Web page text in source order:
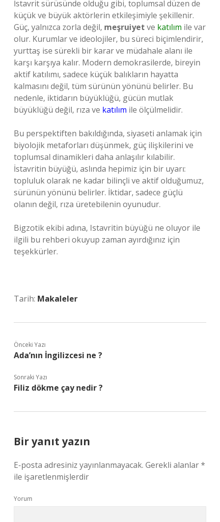
İstavrit sürüsünde olduğu gibi, toplumsal düzen de
küçük ve büyük aktörlerin etkileşimiyle şekillenir.
Güç, yalnızca zorla değil, meşruiyet ve katılım ile var
olur. Kurumlar ve ideolojiler, bu süreci biçimlendirir,
yurttaş ise sürekli bir karar ve müdahale alanı ile
karşı karşıya kalır. Modern demokrasilerde, bireyin
aktif katılımı, sadece küçük balıkların hayatta
kalmasını değil, tüm sürünün yönünü belirler. Bu
nedenle, iktidarın büyüklüğü, gücün mutlak
büyüklüğü değil, rıza ve katılım ile ölçülmelidir.
Bu perspektiften bakıldığında, siyaseti anlamak için
biyolojik metaforları düşünmek, güç ilişkilerini ve
toplumsal dinamikleri daha anlaşılır kılabilir.
İstavritin büyüğü, aslında hepimiz için bir uyarı:
topluluk olarak ne kadar bilinçli ve aktif olduğumuz,
sürünün yönünü belirler. İktidar, sadece güçlü
olanın değil, rıza üretebilenin oyunudur.
Bigzotik ekibi adına, Istavritin büyüğü ne oluyor ile
ilgili bu rehberi okuyup zaman ayırdığınız için
teşekkürler.
Tarih: Makaleler
Önceki Yazı
Ada’nın İngilizcesi ne ?
Sonraki Yazı
Filiz dökme çay nedir ?
Bir yanıt yazın
E-posta adresiniz yayınlanmayacak. Gerekli alanlar*
ile işaretlenmişlerdir
Yorum